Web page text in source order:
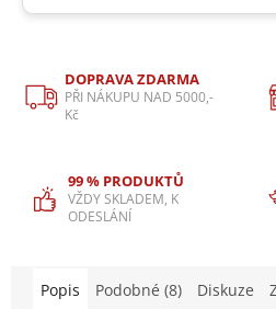
DOPRAVA ZDARMA
PŘI NÁKUPU NAD 5000,-
Kč
99 % PRODUKTŮ
VŽDY SKLADEM, K
ODESLÁNÍ
Popis Podobné (8) Diskuze